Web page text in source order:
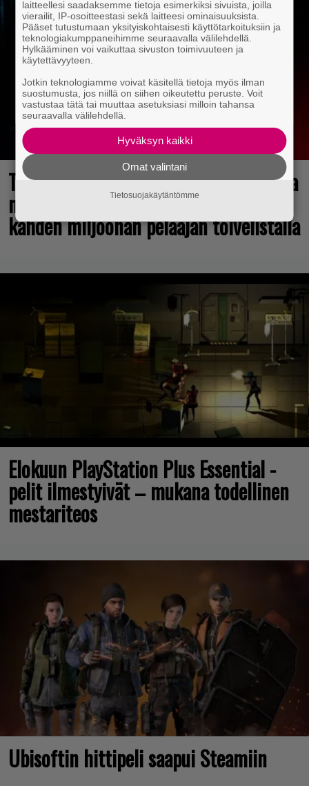
Tulevasta Resident Evil -uusioversiosta
näyttäisi tulevan menestys – jo yli
kahden miljoonan pelaajan toivelistalla
Elokuun PlayStation Plus Essential -
pelit ilmestyivät – mukana todellinen
mestariteos
Ubisoftin hittipeli saapui Steamiin
laitteellesi saadaksemme tietoja esimerkiksi sivuista, joilla
vierailit, IP-osoitteestasi sekä laitteesi ominaisuuksista.
Pääset tutustumaan yksityiskohtaisesti käyttötarkoituksiin ja
teknologiakumppaneihimme seuraavalla välilehdellä.
Hylkääminen voi vaikuttaa sivuston toimivuuteen ja
käytettävyyteen.
Jotkin teknologiamme voivat käsitellä tietoja myös ilman
suostumusta, jos niillä on siihen oikeutettu peruste. Voit
vastustaa tätä tai muuttaa asetuksiasi milloin tahansa
seuraavalla välilehdellä.
Hyväksyn kaikki
Omat valintani
Tietosuojakäytäntömme